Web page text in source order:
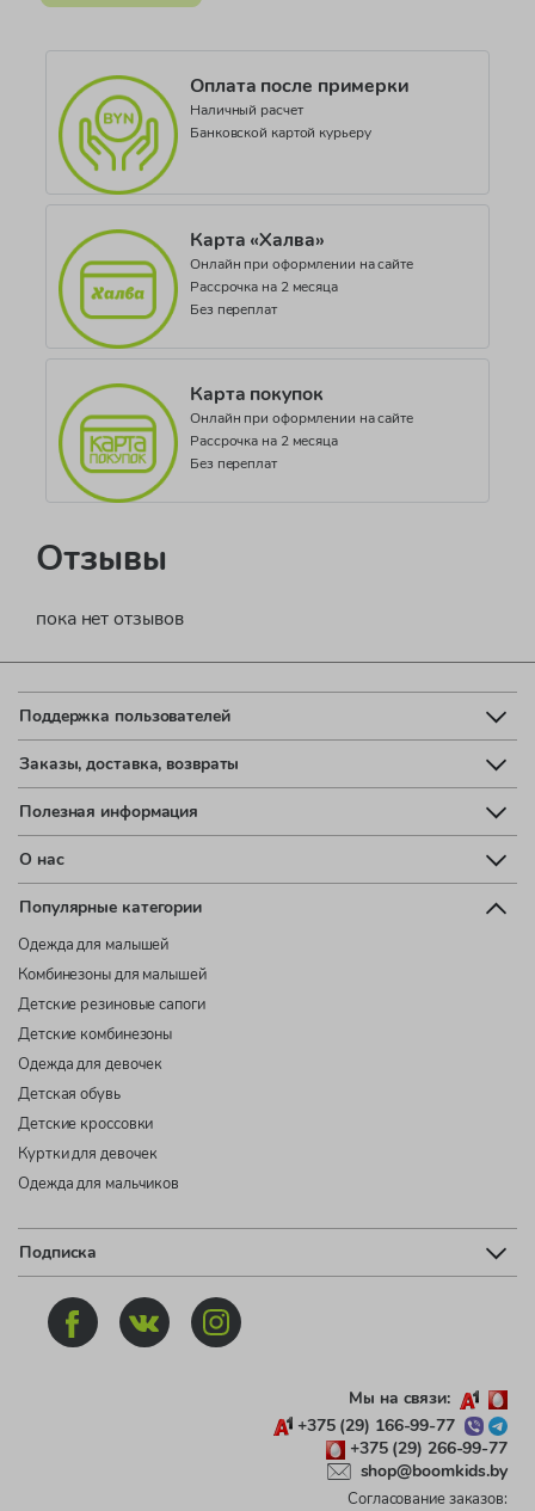
Оплата после примерки
Наличный расчет
Банковской картой курьеру
Карта «Халва»
Онлайн при оформлении на сайте
Рассрочка на 2 месяца
Без переплат
Карта покупок
Онлайн при оформлении на сайте
Рассрочка на 2 месяца
Без переплат
Отзывы
пока нет отзывов
Поддержка пользователей
Заказы, доставка, возвраты
Полезная информация
О нас
Популярные категории
Одежда для малышей
Комбинезоны для малышей
Детские резиновые сапоги
Детские комбинезоны
Одежда для девочек
Детская обувь
Детские кроссовки
Куртки для девочек
Одежда для мальчиков
Подписка
Мы на связи:
+375 (29) 166-99-77
+375 (29) 266-99-77
shop@boomkids.by
Согласование заказов: